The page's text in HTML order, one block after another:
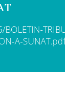
A-SUNAT.pdf